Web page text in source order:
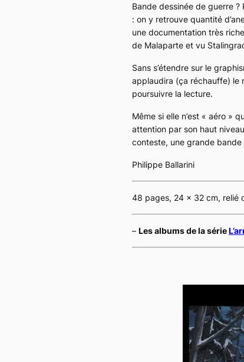
Bande dessinée de guerre
: on y retrouve quantité
une documentation très
de Malaparte et vu
Sans s’étendre sur le
applaudira (ça réchauffe) le
poursuivre la lecture.
Même si elle n’est « aéro »
attention par son haut
conteste, une grande bande
Philippe Ballarini
48 pages, 24 x 32 cm, relié
– Les albums de la série